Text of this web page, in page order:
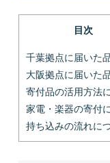
目次
千葉拠点に届いた
大阪拠点に届いた
寄付品の活用方法
家電・楽器の寄付
持ち込みの流れに